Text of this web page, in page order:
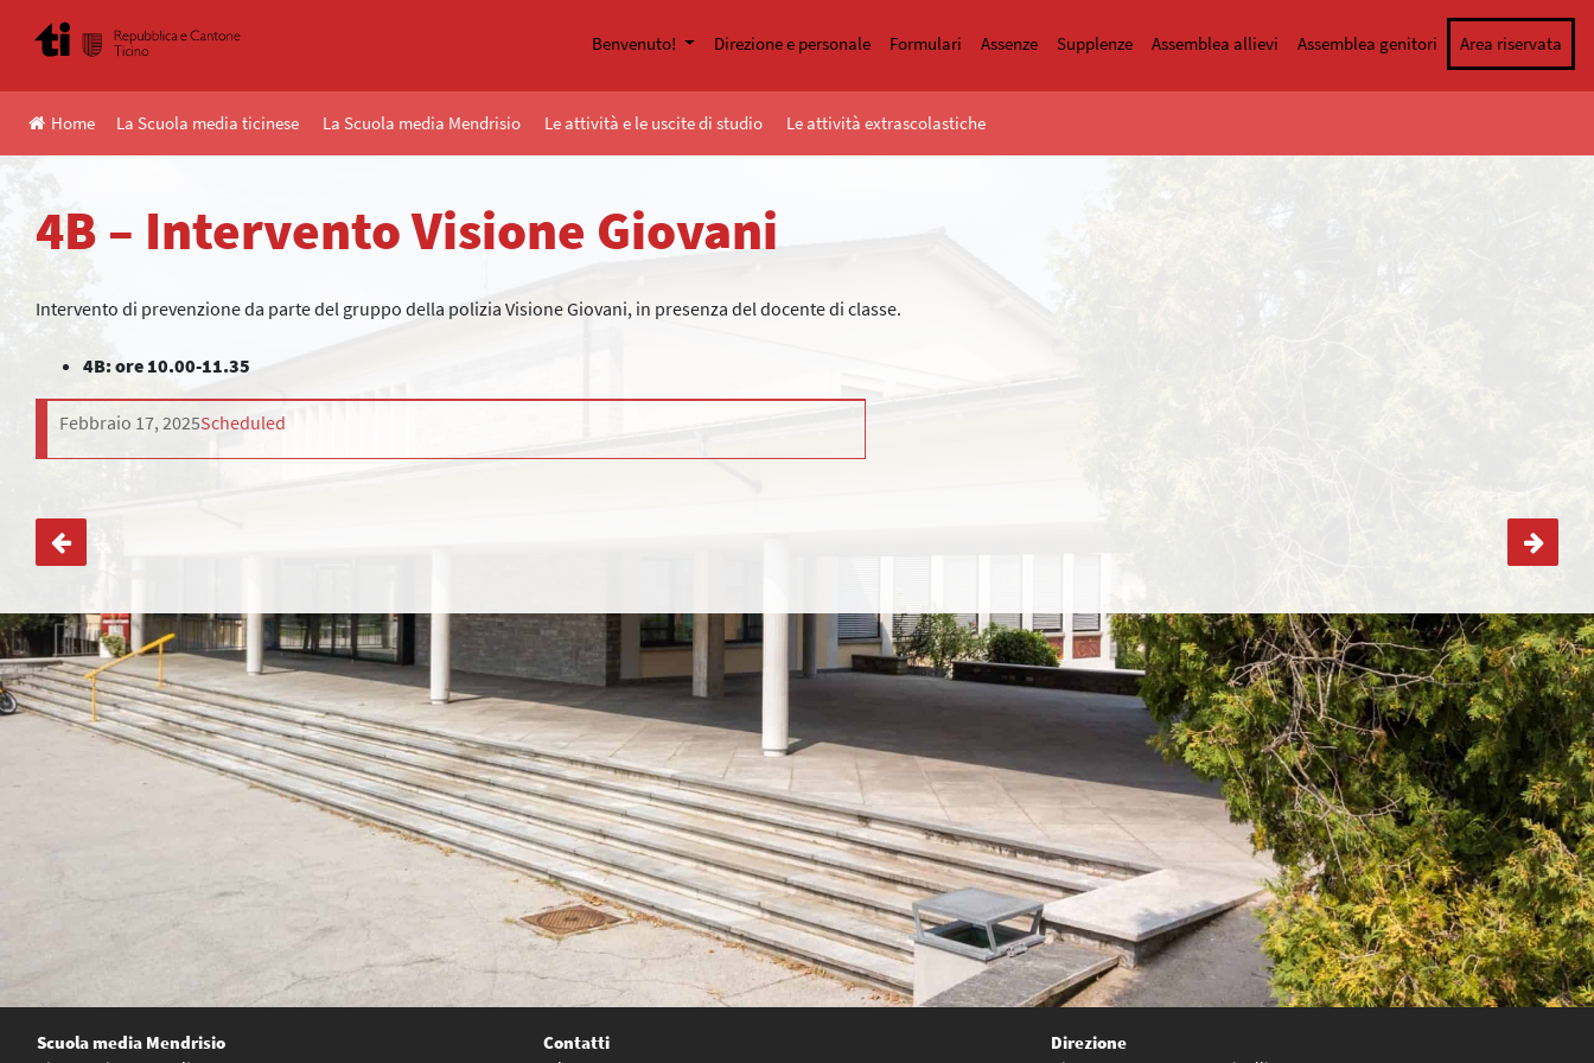
content
Benvenuto! Direzione e personale Formulari Assenze Supplenze Assemblea allievi Assemblea genitori Area riservata
Home La Scuola media ticinese La Scuola media Mendrisio Le attività e le uscite di studio Le attività extrascolastiche
4B – Intervento Visione Giovani
Intervento di prevenzione da parte del gruppo della polizia Visione Giovani, in presenza del docente di classe.
4B: ore 10.00-11.35
Febbraio 17, 2025Scheduled
Navigazione
articoli
Scuola media Mendrisio
Contatti
Direzione